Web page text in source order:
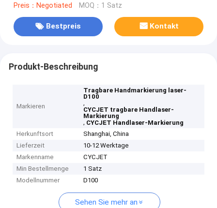
Preis：Negotiated MOQ：1 Satz
Bestpreis Kontakt
Produkt-Beschreibung
Markieren
Tragbare Handmarkierung laser-
D100
,
CYCJET tragbare Handlaser-
Markierung
, CYCJET Handlaser-Markierung
Herkunftsort
Shanghai, China
Lieferzeit
10-12 Werktage
Markenname
CYCJET
Min Bestellmenge
1 Satz
Modellnummer
D100
Sehen Sie mehr an